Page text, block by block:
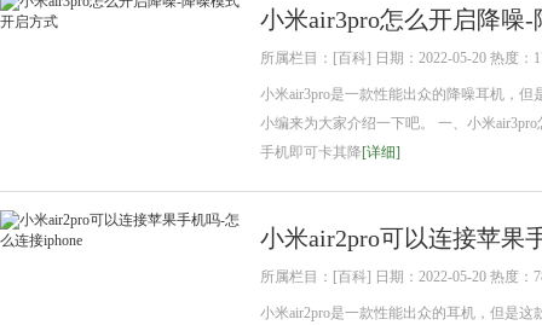
小米air3pro怎么开启降噪
所属栏目：[百科] 日期：2022-05-20 热度：
小米air3pro是一款性能出众的降噪耳机，
小编来为大家介绍一下吧。 一、小米
手机即可卡其降[详细]
小米air2pro可以连接苹果
所属栏目：[百科] 日期：2022-05-20 热度：
小米air2pro是一款性能出众的耳机，但是